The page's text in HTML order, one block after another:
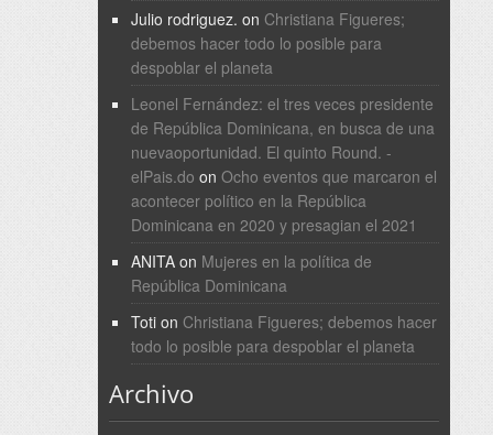
Julio rodriguez. on Christiana Figueres;
debemos hacer todo lo posible para
despoblar el planeta
Leonel Fernández: el tres veces presidente
de República Dominicana, en busca de una
nuevaoportunidad. El quinto Round. -
elPais.do on Ocho eventos que marcaron el
acontecer político en la República
Dominicana en 2020 y presagian el 2021
ANITAon Mujeres en la política de
República Dominicana
Totion Christiana Figueres; debemos hacer
todo lo posible para despoblar el planeta
Archivo